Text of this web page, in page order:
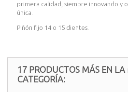
primera calidad, siempre innovando y
única.
Piñón fijo 14 o 15 dientes.
17 PRODUCTOS MÁS EN
CATEGORÍA: